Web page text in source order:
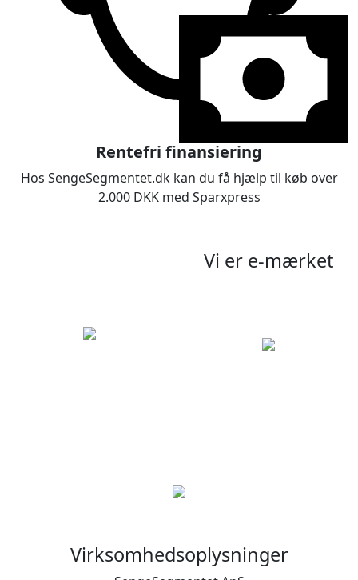
Rentefri finansiering
Hos SengeSegmentet.dk kan du få hjælp til køb over
2.000 DKK med Sparxpress
Vi er e-mærket
Virksomhedsoplysninger